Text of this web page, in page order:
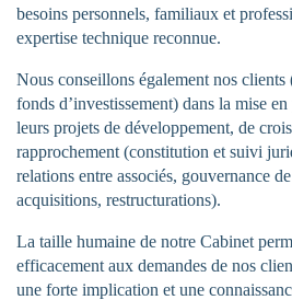
besoins personnels, familiaux et
expertise technique reconnue.
Nous conseillons également nos clients
fonds d’investissement) dans la mise
leurs projets de développement, de
rapprochement (constitution et suivi
relations entre associés, gouvernance
acquisitions, restructurations).
La taille humaine de notre Cabinet
efficacement aux demandes de nos
une forte implication et une